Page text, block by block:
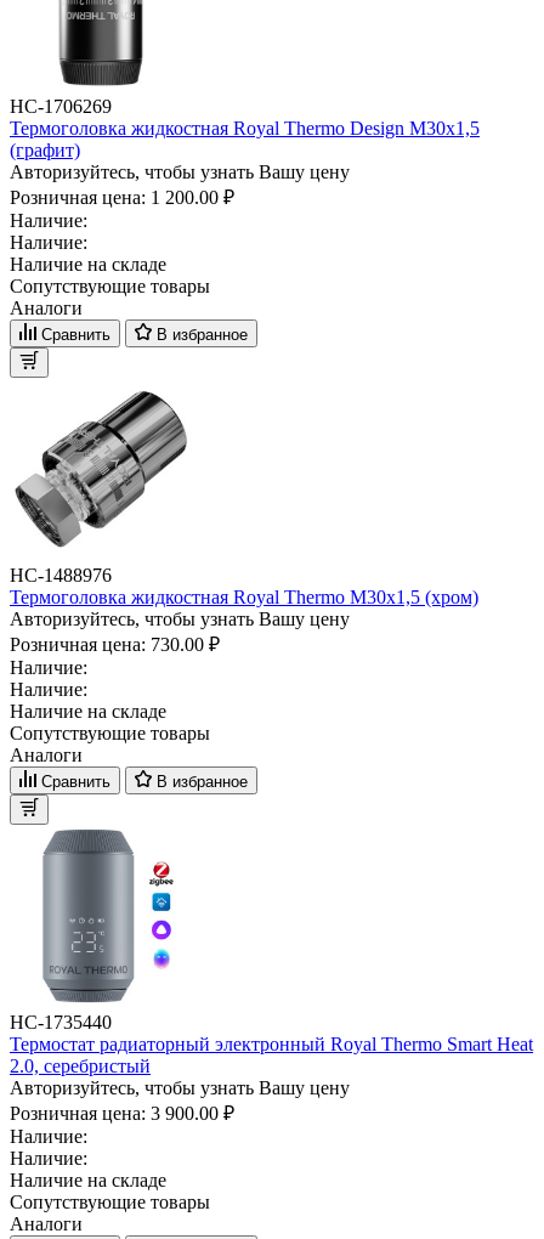
НС-1706269
Термоголовка жидкостная Royal Thermo Design М30х1,5
(графит)
Авторизуйтесь, чтобы узнать Вашу цену
Розничная цена: 1 200.00 ₽
Наличие:
Наличие:
Наличие на складе
Сопутствующие товары
Аналоги
Сравнить В избранное
НС-1488976
Термоголовка жидкостная Royal Thermo М30х1,5 (хром)
Авторизуйтесь, чтобы узнать Вашу цену
Розничная цена: 730.00 ₽
Наличие:
Наличие:
Наличие на складе
Сопутствующие товары
Аналоги
Сравнить В избранное
НС-1735440
Термостат радиаторный электронный Royal Thermo Smart Heat
2.0, серебристый
Авторизуйтесь, чтобы узнать Вашу цену
Розничная цена: 3 900.00 ₽
Наличие:
Наличие:
Наличие на складе
Сопутствующие товары
Аналоги